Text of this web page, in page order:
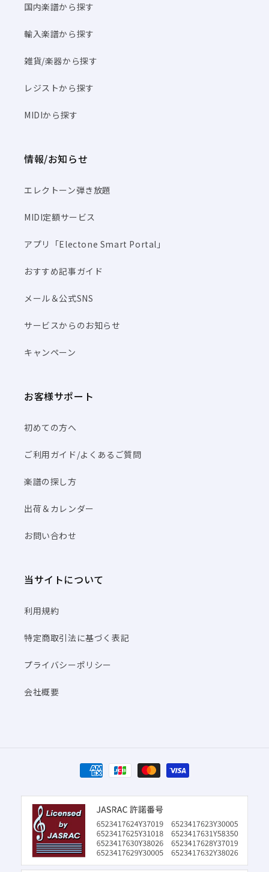
国内楽譜から探す
輸入楽譜から探す
雑貨/楽器から探す
レジストから探す
MIDIから探す
情報/お知らせ
エレクトーン弾き放題
MIDI定額サービス
アプリ「Electone Smart Portal」
おすすめ記事ガイド
メール＆公式SNS
サービスからのお知らせ
キャンペーン
お客様サポート
初めての方へ
ご利用ガイド/よくあるご質問
楽譜の探し方
出荷＆カレンダー
お問い合わせ
当サイトについて
利用規約
特定商取引法に基づく表記
プライバシーポリシー
会社概要
決
済
方
法